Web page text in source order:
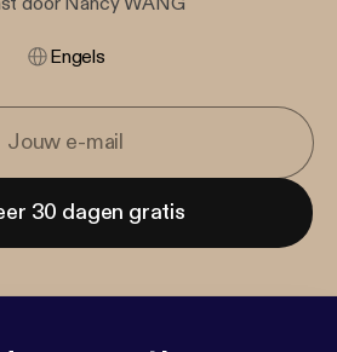
Engels
30 dagen gratis